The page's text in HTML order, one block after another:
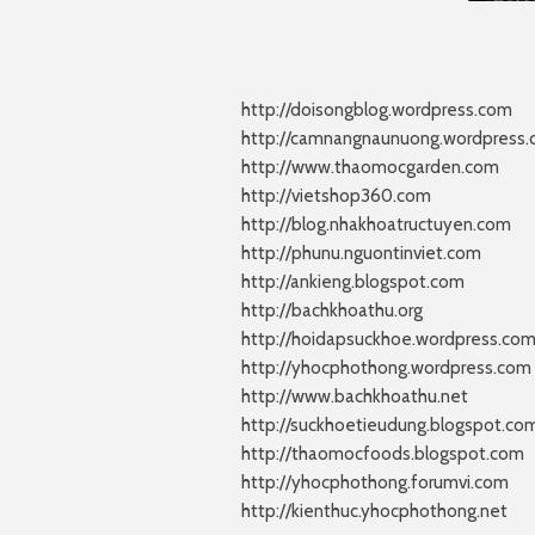
http://doisongblog.wordpress.com
http://
http://www.thaomocgarden.com
http://vietshop360.com
http://blog.nhakhoatructuyen.com
http://phunu.nguontinviet.com
http://ankieng.blogspot.com
http://bachkhoathu.org
http://hoidapsuckhoe.wordpress.com
http://yhocphothong.wordpress.com
http://www.bachkhoathu.net
http://
http://thaomocfoods.blogspot.com
http://yhocphothong.forumvi.com
http://kienthuc.yhocphothong.net